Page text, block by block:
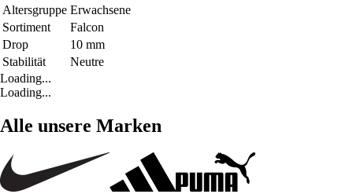
Altersgruppe Erwachsene
Sortiment
Falcon
Drop
10 mm
Stabilität
Neutre
Loading...
Loading...
Alle unsere Marken